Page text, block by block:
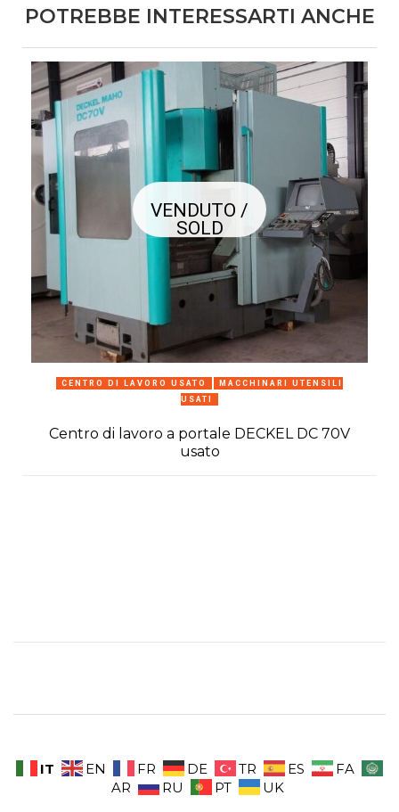
POTREBBE INTERESSARTI ANCHE
VENDUTO /
SOLD
CENTRO DI LAVORO USATO
MACCHINARI UTENSILI
USATI
Centro di lavoro a portale DECKEL DC 70V
usato
IT EN FR DE TR ES
FA
AR
RU PT UK